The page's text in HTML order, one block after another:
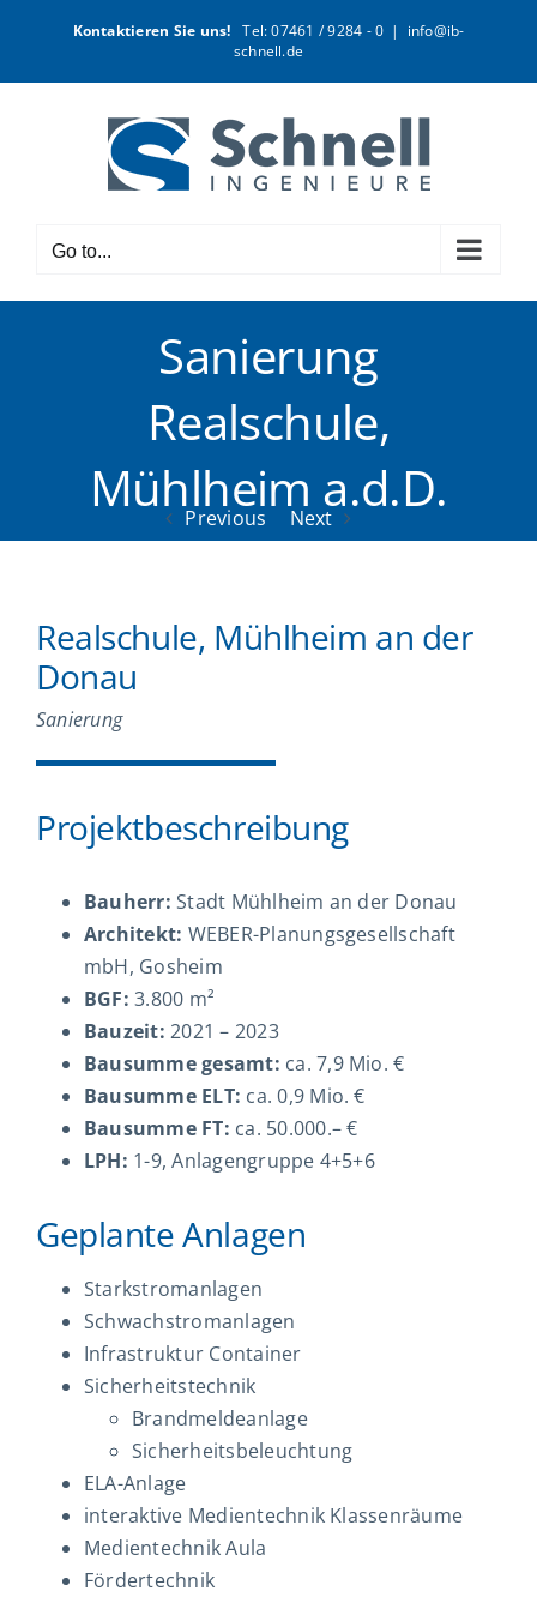
content
Kontaktieren Sie uns! Tel: 07461 / 9284 - 0 |
info@ib-
schnell.de
Go to...
Sanierung
Realschule,
Mühlheim a.d.D.
Previous Next
Realschule, Mühlheim an der
Donau
Sanierung
Projektbeschreibung
Bauherr: Stadt Mühlheim an der Donau
Architekt: WEBER-Planungsgesellschaft
mbH, Gosheim
BGF: 3.800 m²
Bauzeit: 2021 – 2023
Bausumme gesamt: ca. 7,9 Mio. €
Bausumme ELT: ca. 0,9 Mio. €
Bausumme FT: ca. 50.000.– €
LPH: 1-9, Anlagengruppe 4+5+6
Geplante Anlagen
Starkstromanlagen
Schwachstromanlagen
Infrastruktur Container
Sicherheitstechnik
Brandmeldeanlage
Sicherheitsbeleuchtung
ELA-Anlage
interaktive Medientechnik Klassenräume
Medientechnik Aula
Fördertechnik